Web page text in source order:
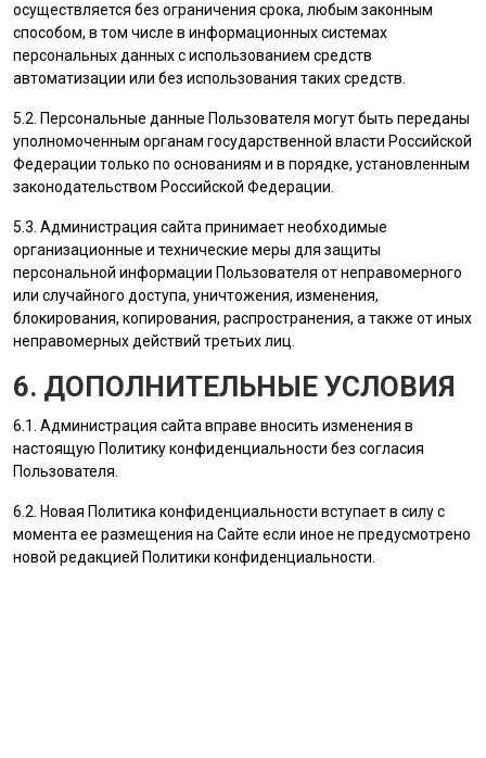
осуществляется без ограничения срока, любым законным
способом, в том числе в информационных системах
персональных данных с использованием средств
автоматизации или без использования таких средств.
5.2. Персональные данные Пользователя могут быть переданы
уполномоченным органам государственной власти Российской
Федерации только по основаниям и в порядке, установленным
законодательством Российской Федерации.
5.3. Администрация сайта принимает необходимые
организационные и технические меры для защиты
персональной информации Пользователя от неправомерного
или случайного доступа, уничтожения, изменения,
блокирования, копирования, распространения, а также от иных
неправомерных действий третьих лиц.
6. ДОПОЛНИТЕЛЬНЫЕ УСЛОВИЯ
6.1. Администрация сайта вправе вносить изменения в
настоящую Политику конфиденциальности без согласия
Пользователя
6.2. Новая Политика конфиденциальности вступает в силу с
момента ее размещения на Сайте если иное не предусмотрено
новой редакцией Политики конфиденциальности.